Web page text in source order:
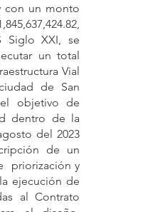
con un monto
Siglo XXI, se
un total
Vial
de San
objetivo de
dentro de la
del 2023
de un
priorización y
ejecución de
al Contrato